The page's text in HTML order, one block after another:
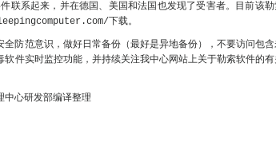
联系起来，并在德国、美国和法国也发现了受害者。目前该勒
下载。
防范意识，做好日常备份（最好是异地备份），不要访问包
件实时监控功能，并持续关注我中心网站上关于勒索软件的
中心研发部编译整理